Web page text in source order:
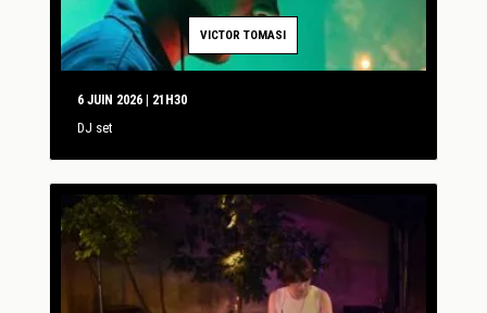
VICTOR TOMASI
6 JUIN 2026 | 21H30
DJ set